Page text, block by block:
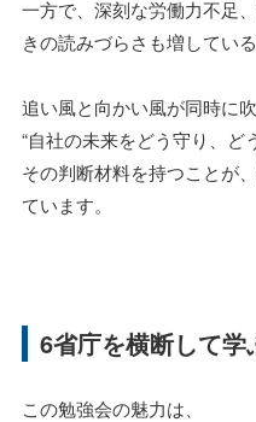
一方で、深刻な労働力不足
きの読みづらさも増している
追い風と向かい風が同時に吹
“自社の未来をどう守り、ど
その判断材料を持つことが
ています。
6省庁を横断して学
この勉強会の魅力は、